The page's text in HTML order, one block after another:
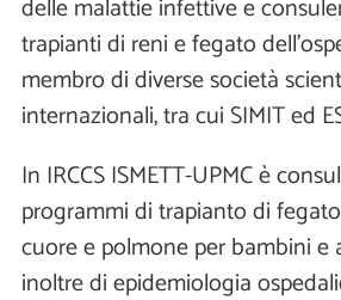
delle malattie infettive e
trapianti di reni e fegato
membro di diverse società
internazionali, tra cui SIMIT ed
In IRCCS ISMETT-UPMC è
programmi di trapianto di
cuore e polmone per bambini e
inoltre di epidemiologia